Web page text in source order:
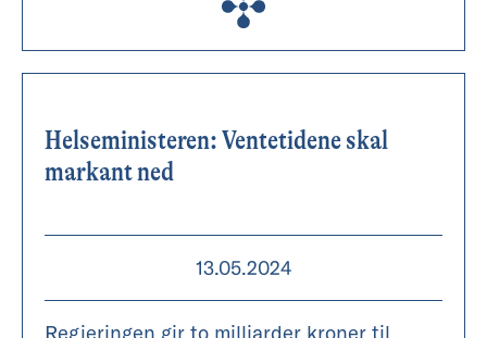
Helseministeren: Ventetidene skal
markant ned
13.05.2024